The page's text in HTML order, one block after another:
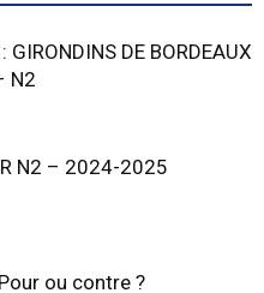
GIRONDINS DE BORDEAUX
N2
N2 – 2024-2025
ou contre ?